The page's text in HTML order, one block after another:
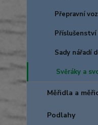
Přepravní
Příslušenství
Sady nářadí
Svěráky a
Měřidla a
Podlahy